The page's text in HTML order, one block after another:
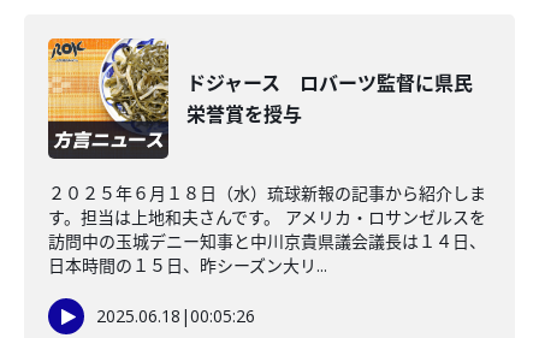
ドジャース ロバーツ監督に県民
栄誉賞を授与
２０２５年６月１８日（水）琉球新報の記事から紹介しま
す。担当は上地和夫さんです。 アメリカ・ロサンゼルスを
訪問中の玉城デニー知事と中川京貴県議会議長は１４日、
日本時間の１５日、昨シーズン大リ...
2025.06.18 |00:05:26